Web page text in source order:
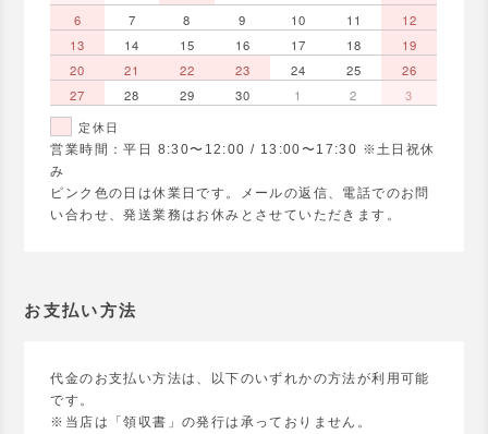
6
7 8 9 10 11
12
13
14 15 16 17 18
19
20
21 22 23 24 25
26
27
28 29 30 1 2
3
定休日
営業時間：平日 8:30〜12:00 / 13:00〜17:30 ※土日祝休
み
ピンク色の日は休業日です。メールの返信、電話でのお問
い合わせ、発送業務はお休みとさせていただきます。
お支払い方法
代金のお支払い方法は、以下のいずれかの方法が利用可能
です。
※当店は「領収書」の発行は承っておりません。